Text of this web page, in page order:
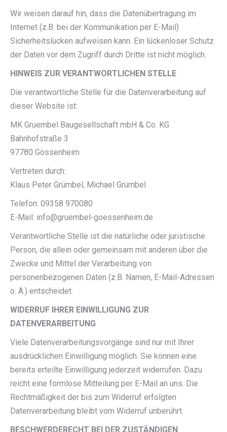
Wir weisen darauf hin, dass die Datenübertragung im
Internet (z.B. bei der Kommunikation per E-Mail)
Sicherheitslücken aufweisen kann. Ein lückenloser Schutz
der Daten vor dem Zugriff durch Dritte ist nicht möglich.
HINWEIS ZUR VERANTWORTLICHEN STELLE
Die verantwortliche Stelle für die Datenverarbeitung auf
dieser Website ist:
MK Gruembel Baugesellschaft mbH & Co. KG
Bahnhofstraße 3
97780 Gössenheim
Vertreten durch:
Klaus Peter Grümbel, Michael Grümbel
Telefon: 09358 970080
E-Mail: info@gruembel-goessenheim.de
Verantwortliche Stelle ist die natürliche oder juristische
Person, die allein oder gemeinsam mit anderen über die
Zwecke und Mittel der Verarbeitung von
personenbezogenen Daten (z.B. Namen, E-Mail-Adressen
o. Ä.) entscheidet.
WIDERRUF IHRER EINWILLIGUNG ZUR
DATENVERARBEITUNG
Viele Datenverarbeitungsvorgänge sind nur mit Ihrer
ausdrücklichen Einwilligung möglich. Sie können eine
bereits erteilte Einwilligung jederzeit widerrufen. Dazu
reicht eine formlose Mitteilung per E-Mail an uns. Die
Rechtmäßigkeit der bis zum Widerruf erfolgten
Datenverarbeitung bleibt vom Widerruf unberührt.
BESCHWERDERECHT BEI DER ZUSTÄNDIGEN